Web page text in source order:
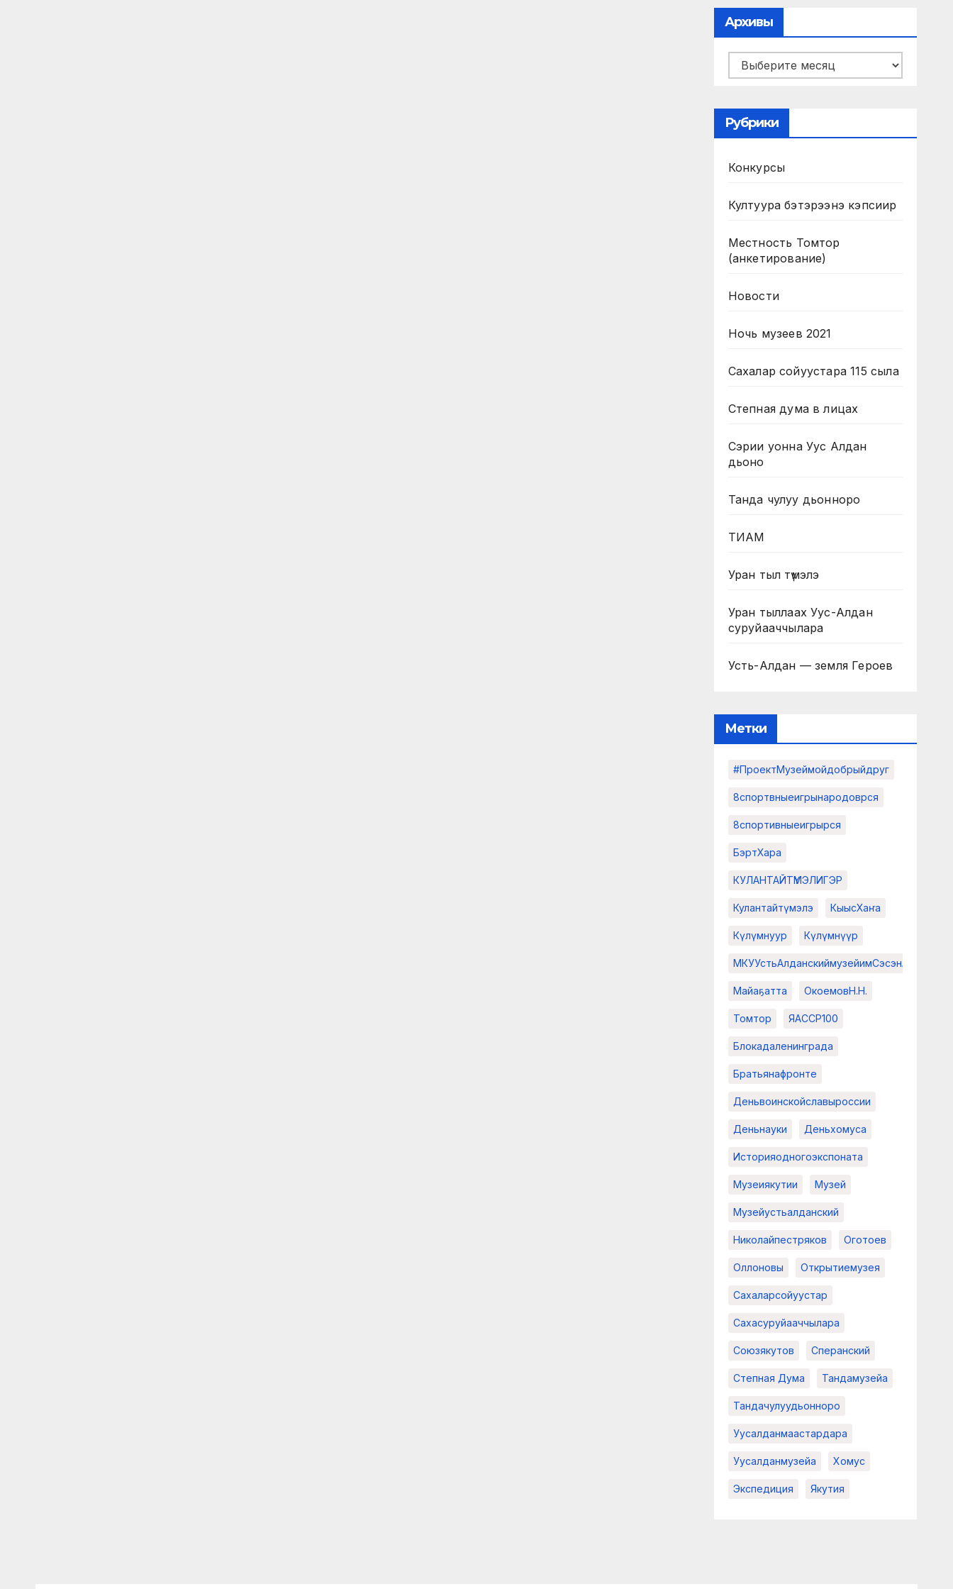
Архивы
Архивы
Рубрики
Конкурсы
Култуура бэтэрээнэ кэпсиир
Местность Томтор
(анкетирование)
Новости
Ночь музеев 2021
Сахалар сойуустара 115 сыла
Степная дума в лицах
Сэрии уонна Уус Алдан
дьоно
Танда чулуу дьонноро
ТИАМ
Уран тыл түмэлэ
Уран тыллаах Уус-Алдан
суруйааччылара
Усть-Алдан — земля Героев
Метки
#проектМузеймойдобрыйдруг
8спортвныеигрынародоврся
8спортивныеигрырся
БэртХара
КУЛАНТАЙТҮМЭЛИГЭР
Кулантайтүмэлэ КыысХаҥа
Күлүмнуур Күлүмнүүр
Майаҕатта ОкоемовН.Н.
Томтор ЯАССР100
Блокадаленинграда
Братьянафронте
Деньвоинскойславыроссии
Деньнауки Деньхомуса
Историяодногоэкспоната
Музеиякутии Музей
Музейустьалданский
Николайпестряков Оготоев
Оллоновы Открытиемузея
Сахаларсойуустар
Сахасуруйааччылара
Союзякутов Сперанский
Степная Дума Тандамузейа
Тандачулуудьонноро
Уусалданмаастардара
Уусалданмузейа Хомус
Экспедиция Якутия